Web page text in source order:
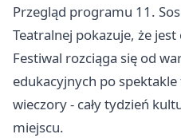
Przegląd programu 11.
Teatralnej pokazuje, że
Festiwal rozciąga się od
edukacyjnych po
wieczory - cały tydzień
miejscu.